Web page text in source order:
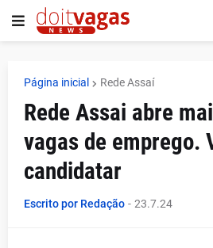
Página inicial Rede Assaí
Rede Assai abre
vagas de emprego.
candidatar
Escrito por Redação - 23.7.24